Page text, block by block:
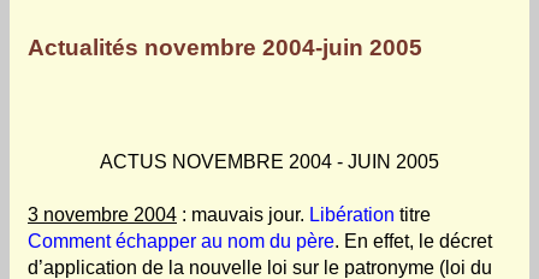
Actualités novembre 2004-juin 2005
ACTUS NOVEMBRE 2004 - JUIN 2005
3 novembre 2004 : mauvais jour. Libération titre
Comment échapper au nom du père. En effet, le décret
d’application de la nouvelle loi sur le patronyme (loi du